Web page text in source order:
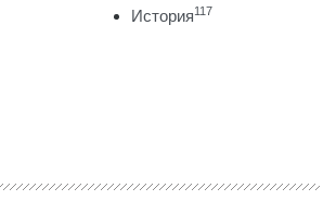
История117